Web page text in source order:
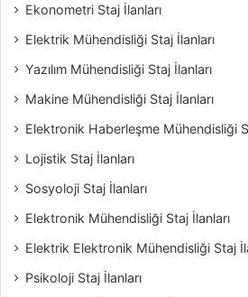
Ekonometri Staj İlanları
Elektrik Mühendisliği Staj İlanları
Yazılım Mühendisliği Staj İlanları
Makine Mühendisliği Staj İlanları
Elektronik Haberleşme Mühendisliği
Lojistik Staj İlanları
Sosyoloji Staj İlanları
Elektronik Mühendisliği Staj İlanları
Elektrik Elektronik Mühendisliği Staj
Psikoloji Staj İlanları